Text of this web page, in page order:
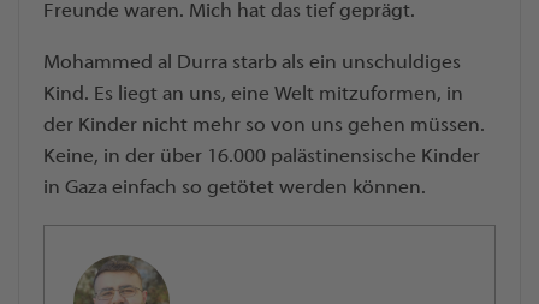
Freunde waren. Mich hat das tief geprägt.
Mohammed al Durra starb als ein unschuldiges
Kind. Es liegt an uns, eine Welt mitzuformen, in
der Kinder nicht mehr so von uns gehen müssen.
Keine, in der über 16.000 palästinensische Kinder
in Gaza einfach so getötet werden können.